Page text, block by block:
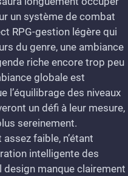
un système de combat
RPG-gestion légère qui
du genre, une ambiance
riche encore trop peu
globale est
l’équilibrage des niveaux
un défi à leur mesure,
sereinement.
faible, n’étant
intelligente des
design manque clairement